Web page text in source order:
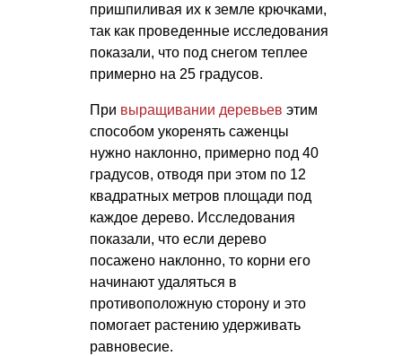
пришпиливая их к земле крючками,
так как проведенные исследования
показали, что под снегом теплее
примерно на 25 градусов.
При выращивании деревьев этим
способом укоренять саженцы
нужно наклонно, примерно под 40
градусов, отводя при этом по 12
квадратных метров площади под
каждое дерево. Исследования
показали, что если дерево
посажено наклонно, то корни его
начинают удаляться в
противоположную сторону и это
помогает растению удерживать
равновесие.